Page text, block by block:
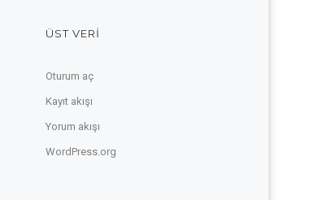
ÜST VERI
Oturum aç
Kayıt akışı
Yorum akışı
WordPress.org